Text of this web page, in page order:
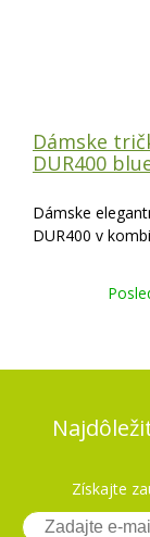
Dámske
DUR400
Dámske
DUR400 v
Získajte